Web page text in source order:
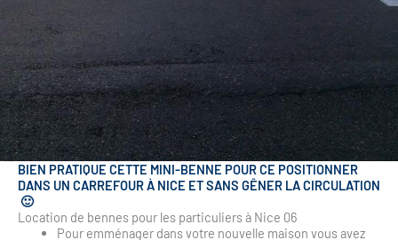
BIEN PRATIQUE CETTE MINI-BENNE POUR CE POSITIONNER
DANS UN CARREFOUR À NICE ET SANS GÊNER LA CIRCULATION
🙂
Location de bennes pour les particuliers à Nice 06
Pour emménager dans votre nouvelle maison vous avez